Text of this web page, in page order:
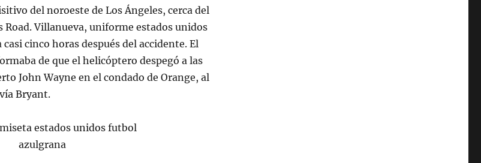
del noroeste de Los Ángeles, cerca del
Road. Villanueva, uniforme estados unidos
cinco horas después del accidente. El
de que el helicóptero despegó a las
John Wayne en el condado de Orange, al
Bryant.